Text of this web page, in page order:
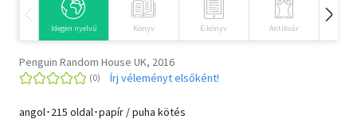
Idegen nyelvű Könyv E-könyv Antikvár
Penguin Random House UK, 2016
Írj véleményt elsőként!
angol･215 oldal･papír / puha kötés